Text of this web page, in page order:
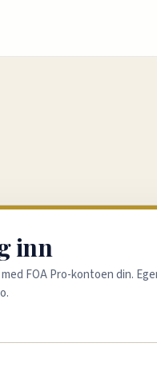
inn
FOA Pro-kontoen din.